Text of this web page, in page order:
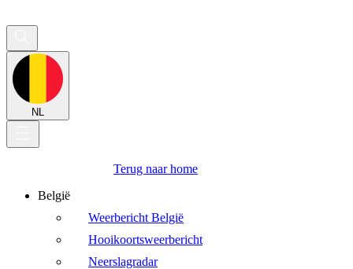
NL
Terug naar home
België
Weerbericht België
Hooikoortsweerbericht
Neerslagradar